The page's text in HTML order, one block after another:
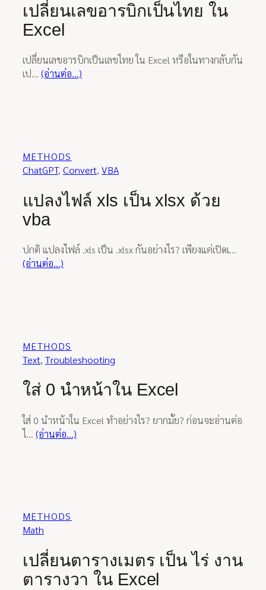
เปลี่ยนเลขอารบิกเป็นไทย ใน
Excel
เปลี่ยนเลขอารบิกเป็นเลขไทย ใน Excel หรือในทางกลับกัน
เป… (อ่านต่อ…)
METHODS
ChatGPT, Convert, VBA
แปลงไฟล์ xls เป็น xlsx ด้วย
vba
ปกติ แปลงไฟล์ .xls เป็น .xlsx กันอย่างไร? เพียงแค่เปิดเ…
(อ่านต่อ…)
METHODS
Text, Troubleshooting
ใส่ 0 นำหน้าใน Excel
ใส่ 0 นำหน้าใน Excel ทำอย่างไร? ยากมั้ย? ก่อนจะอ่านต่อ
ไ… (อ่านต่อ…)
METHODS
Math
เปลี่ยนตารางเมตร เป็น ไร่ งาน
ตารางวา ใน Excel